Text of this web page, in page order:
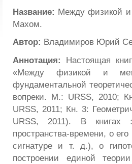
Название: Между физикой
Махом.
Автор: Владимиров Юрий
Аннотация: Настоящая
«Между физикой и
фундаментальной
вопреки. М.: URSS, 2010;
URSS, 2011; Кн. 3:
URSS, 2011). В книгах
пространства-времени, о
сигнатуре и т. д.), о
построении единой